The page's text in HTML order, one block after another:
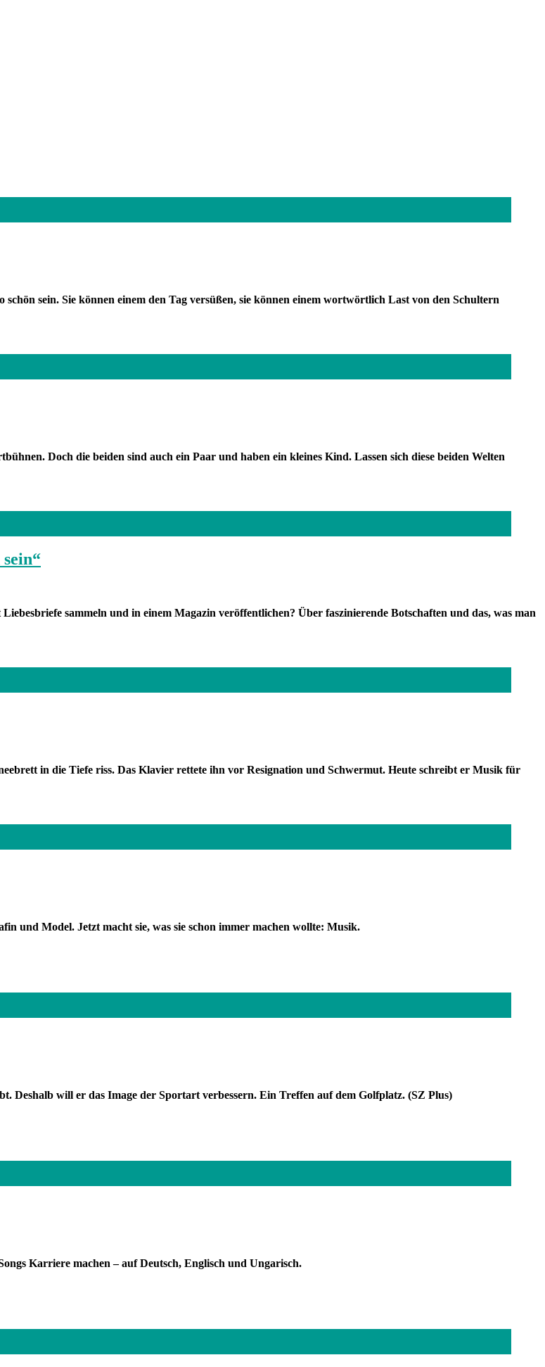
sein. Sie können einem den Tag versüßen, sie können einem wortwörtlich Last von den Schultern
Doch die beiden sind auch ein Paar und haben ein kleines Kind. Lassen sich diese beiden Welten
sammeln und in einem Magazin veröffentlichen? Über faszinierende Botschaften und das, was man
in die Tiefe riss. Das Klavier rettete ihn vor Resignation und Schwermut. Heute schreibt er Musik für
und Model. Jetzt macht sie, was sie schon immer machen wollte: Musik.
Deshalb will er das Image der Sportart verbessern. Ein Treffen auf dem Golfplatz. (SZ Plus)
Karriere machen – auf Deutsch, Englisch und Ungarisch.